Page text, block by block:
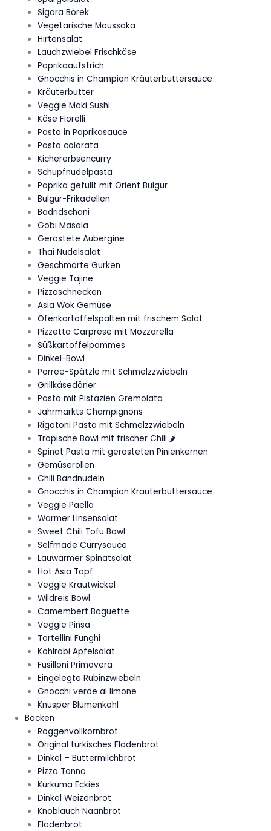
Sigara Börek
Vegetarische Moussaka
Hirtensalat
Lauchzwiebel Frischkäse
Paprikaaufstrich
Gnocchis in Champion Kräuterbuttersauce
Kräuterbutter
Veggie Maki Sushi
Käse Fiorelli
Pasta in Paprikasauce
Pasta colorata
Kichererbsencurry
Schupfnudelpasta
Paprika gefüllt mit Orient Bulgur
Bulgur-Frikadellen
Badridschani
Gobi Masala
Geröstete Aubergine
Thai Nudelsalat
Geschmorte Gurken
Veggie Tajine
Pizzaschnecken
Asia Wok Gemüse
Ofenkartoffelspalten mit frischem Salat
Pizzetta Carprese mit Mozzarella
Süßkartoffelpommes
Dinkel-Bowl
Porree-Spätzle mit Schmelzzwiebeln
Grillkäsedöner
Pasta mit Pistazien Gremolata
Jahrmarkts Champignons
Rigatoni Pasta mit Schmelzzwiebeln
Tropische Bowl mit frischer Chili 🌶️
Spinat Pasta mit gerösteten Pinienkernen
Gemüserollen
Chili Bandnudeln
Gnocchis in Champion Kräuterbuttersauce
Veggie Paella
Warmer Linsensalat
Sweet Chili Tofu Bowl
Selfmade Currysauce
Lauwarmer Spinatsalat
Hot Asia Topf
Veggie Krautwickel
Wildreis Bowl
Camembert Baguette
Veggie Pinsa
Tortellini Funghi
Kohlrabi Apfelsalat
Fusilloni Primavera
Eingelegte Rubinzwiebeln
Gnocchi verde al limone
Knusper Blumenkohl
Backen
Roggenvollkornbrot
Original türkisches Fladenbrot
Dinkel – Buttermilchbrot
Pizza Tonno
Kurkuma Eckies
Dinkel Weizenbrot
Knoblauch Naanbrot
Fladenbrot